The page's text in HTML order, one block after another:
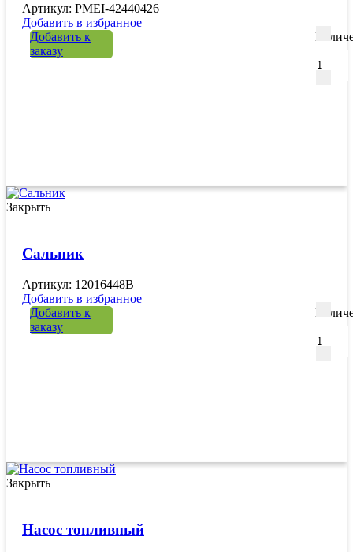
Артикул: PMEI-42440426
Добавить в избранное
Добавить к
заказу
Закрыть
Сальник
Артикул: 12016448B
Добавить в избранное
Добавить к
заказу
Закрыть
Насос топливный